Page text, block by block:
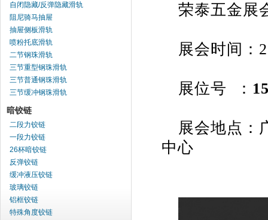
自闭隐藏/反弹隐藏滑轨
阻尼骑马抽屉
抽屉侧板滑轨
喷粉托底滑轨
二节钢珠滑轨
三节重型钢珠滑轨
三节普通钢珠滑轨
三节缓冲钢珠滑轨
暗铰链
二段力铰链
一段力铰链
26杯暗铰链
反弹铰链
缓冲液压铰链
玻璃铰链
铝框铰链
特殊角度铰链
荣泰五金展
展会时间：
展位号 ：
展会地点：
中心